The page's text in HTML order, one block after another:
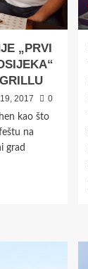
„PRVI
2017
0
kao što
na
grad